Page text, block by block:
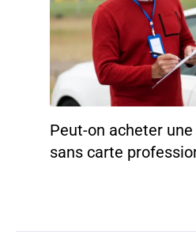
Peut-on acheter
sans carte